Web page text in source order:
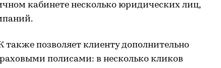
кабинете несколько юридических лиц,
также позволяет клиенту дополнительно
полисами: в несколько кликов